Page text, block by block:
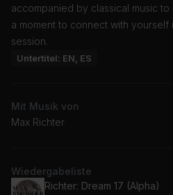
accompanied by classical music
a moment to connect with yourself
session.
Untertitel: EN, ES
Mit Musik von
Max Richter
Wiedergabeliste
Richter: Dream 17 (Alpha)